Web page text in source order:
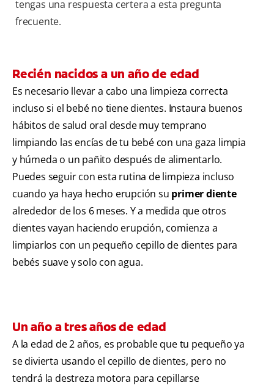
tengas una respuesta certera a esta pregunta
frecuente.
Recién nacidos a un año de edad
Es necesario llevar a cabo una limpieza correcta
incluso si el bebé no tiene dientes. Instaura buenos
hábitos de salud oral desde muy temprano
limpiando las encías de tu bebé con una gaza limpia
y húmeda o un pañito después de alimentarlo.
Puedes seguir con esta rutina de limpieza incluso
cuando ya haya hecho erupción su primer diente
alrededor de los 6 meses. Y a medida que otros
dientes vayan haciendo erupción, comienza a
limpiarlos con un pequeño cepillo de dientes para
bebés suave y solo con agua.
Un año a tres años de edad
A la edad de 2 años, es probable que tu pequeño ya
se divierta usando el cepillo de dientes, pero no
tendrá la destreza motora para cepillarse